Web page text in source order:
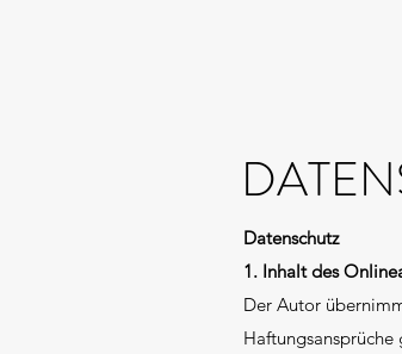
Datenschutz
1. Inhalt des
Der Autor